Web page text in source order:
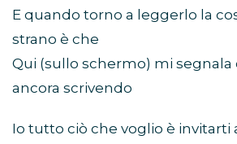
E quando torno a leggerlo la
strano è che
Qui (sullo schermo) mi segnala
ancora scrivendo
Io tutto ciò che voglio è invitarti